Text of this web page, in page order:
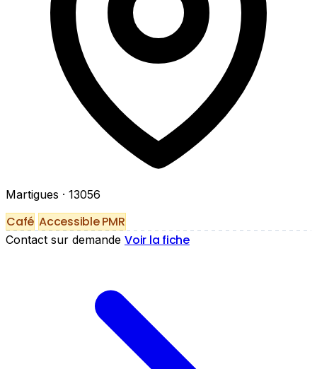
Martigues · 13056
Café Accessible PMR
Contact sur demande Voir la fiche